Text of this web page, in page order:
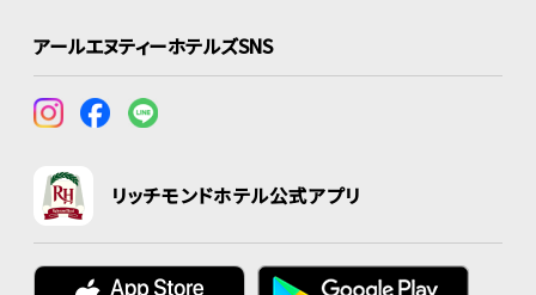
アールエヌティーホテルズSNS
リッチモンドホテル公式アプリ